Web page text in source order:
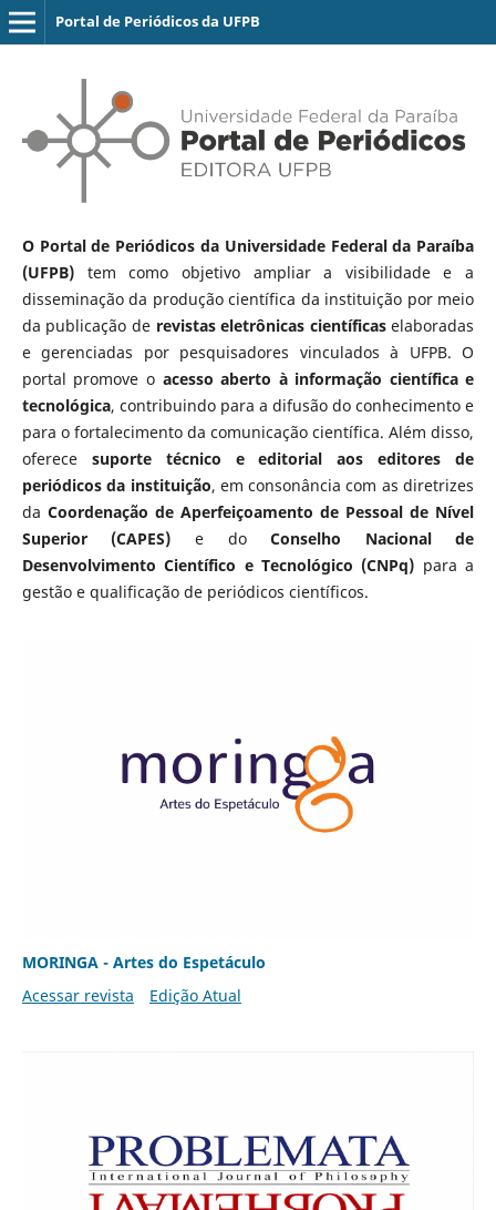
Portal de Periódicos da UFPB
O Portal de Periódicos da Universidade Federal da Paraíba
(UFPB)tem como objetivo ampliar a visibilidade e a
disseminação da produção científica da instituição por meio
da publicação de revistas eletrônicas científicaselaboradas
e gerenciadas por pesquisadores vinculados à UFPB. O
portal promove o acesso aberto à informação científica e
tecnológica, contribuindo para a difusão do conhecimento e
para o fortalecimento da comunicação científica. Além disso,
oferece suporte técnico e editorial aos editores de
periódicos da instituição, em consonância com as diretrizes
da Coordenação de Aperfeiçoamento de Pessoal de Nível
Superior (CAPES) e doConselho Nacional de
Desenvolvimento Científico e Tecnológico (CNPq) para a
gestão e qualificação de periódicos científicos.
MORINGA - Artes do Espetáculo
Acessar revista
Edição Atual